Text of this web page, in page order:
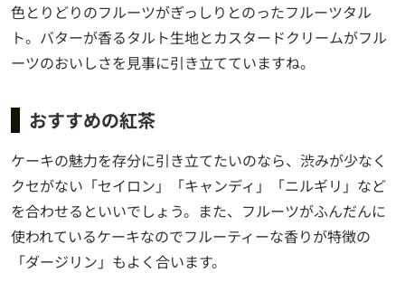
色とりどりのフルーツがぎっしりとのったフルーツタル
ト。バターが香るタルト生地とカスタードクリームがフル
ーツのおいしさを見事に引き立てていますね。
おすすめの紅茶
ケーキの魅力を存分に引き立てたいのなら、渋みが少なく
クセがない「セイロン」「キャンディ」「ニルギリ」など
を合わせるといいでしょう。また、フルーツがふんだんに
使われているケーキなのでフルーティーな香りが特徴の
「ダージリン」もよく合います。